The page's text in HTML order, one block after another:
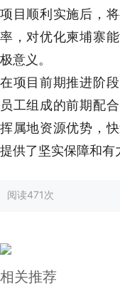
项目顺利实施后，
率，对优化柬埔寨
极意义。
在项目前期推进阶
员工组成的前期配
挥属地资源优势，
提供了坚实保障和有
阅读471次
相关推荐